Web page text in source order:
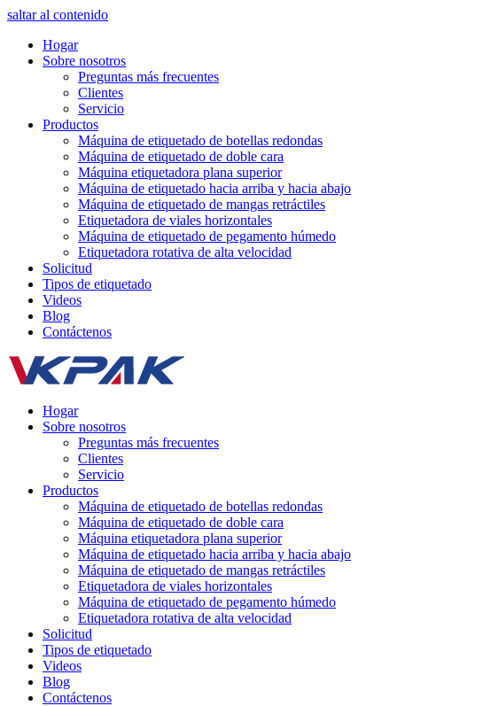
saltar al contenido
Hogar
Sobre nosotros
Preguntas más frecuentes
Clientes
Servicio
Productos
Máquina de etiquetado de botellas redondas
Máquina de etiquetado de doble cara
Máquina etiquetadora plana superior
Máquina de etiquetado hacia arriba y hacia abajo
Máquina de etiquetado de mangas retráctiles
Etiquetadora de viales horizontales
Máquina de etiquetado de pegamento húmedo
Etiquetadora rotativa de alta velocidad
Solicitud
Tipos de etiquetado
Videos
Blog
Contáctenos
Hogar
Sobre nosotros
Preguntas más frecuentes
Clientes
Servicio
Productos
Máquina de etiquetado de botellas redondas
Máquina de etiquetado de doble cara
Máquina etiquetadora plana superior
Máquina de etiquetado hacia arriba y hacia abajo
Máquina de etiquetado de mangas retráctiles
Etiquetadora de viales horizontales
Máquina de etiquetado de pegamento húmedo
Etiquetadora rotativa de alta velocidad
Solicitud
Tipos de etiquetado
Videos
Blog
Contáctenos